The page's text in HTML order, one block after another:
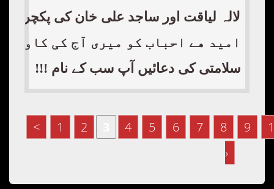
لالہ لیاقت اور ساجد علی خان کی پکچر
امید ھے احباب کو میری آج کی کاوش
سلامتی کی دعائیں آپ سب کے نام !!!
< 1 2 4 5 6 7 8 9
›